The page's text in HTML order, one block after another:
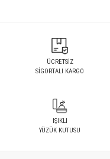
ÜCRETSİZ
SİGORTALI KARGO
IŞIKLI
YÜZÜK KUTUSU